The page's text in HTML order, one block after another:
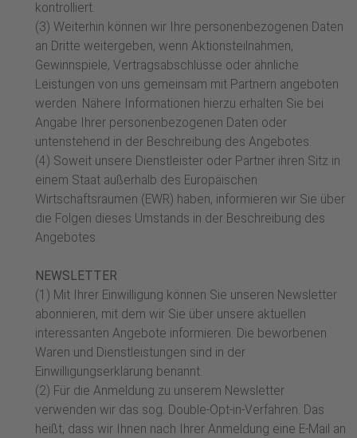
kontrolliert.
(3) Weiterhin können wir Ihre personenbezogenen Daten
an Dritte weitergeben, wenn Aktionsteilnahmen,
Gewinnspiele, Vertragsabschlüsse oder ähnliche
Leistungen von uns gemeinsam mit Partnern angeboten
werden. Nähere Informationen hierzu erhalten Sie bei
Angabe Ihrer personenbezogenen Daten oder
untenstehend in der Beschreibung des Angebotes.
(4) Soweit unsere Dienstleister oder Partner ihren Sitz in
einem Staat außerhalb des Europäischen
Wirtschaftsraumen (EWR) haben, informieren wir Sie über
die Folgen dieses Umstands in der Beschreibung des
Angebotes.
NEWSLETTER
(1) Mit Ihrer Einwilligung können Sie unseren Newsletter
abonnieren, mit dem wir Sie über unsere aktuellen
interessanten Angebote informieren. Die beworbenen
Waren und Dienstleistungen sind in der
Einwilligungserklärung benannt.
(2) Für die Anmeldung zu unserem Newsletter
verwenden wir das sog. Double-Opt-in-Verfahren. Das
heißt, dass wir Ihnen nach Ihrer Anmeldung eine E-Mail an